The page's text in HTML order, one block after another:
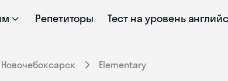
Репетиторы Тест на уровень
Новочебоксарск Elementary